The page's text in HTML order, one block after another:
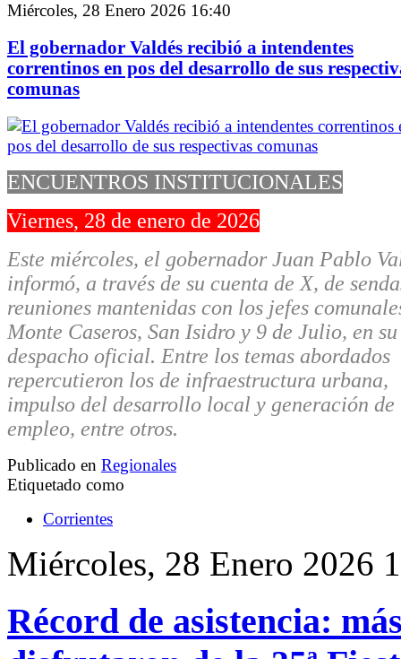
Miércoles, 28 Enero 2026 16:40
El gobernador Valdés recibió a intendentes
correntinos en pos del desarrollo de sus
comunas
ENCUENTROS INSTITUCIONALES
Viernes, 28 de enero de 2026
Este miércoles, el gobernador Juan Pablo
informó, a través de su cuenta de X, de
reuniones mantenidas con los jefes
Monte Caseros, San Isidro y 9 de Julio, en su
despacho oficial. Entre los temas abordados
repercutieron los de infraestructura urbana,
impulso del desarrollo local y generación de
empleo, entre otros.
Publicado en Regionales
Etiquetado como
Corrientes
Miércoles, 28 Enero 2026
Récord de asistencia: